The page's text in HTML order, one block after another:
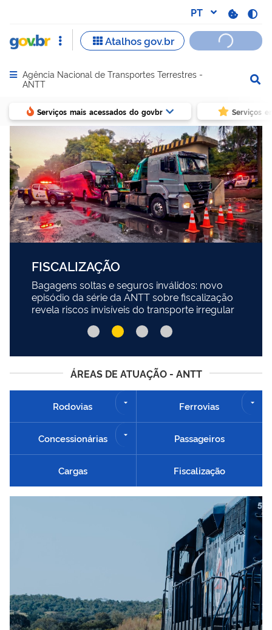
Abrir menu principal de navegação
Agência Nacional de Transportes Terrestres -
ANTT
Serviços mais acessados do govbr Serviços
FISCALIZAÇÃO
Bagagens soltas e seguros inválidos: novo
episódio da série da ANTT sobre fiscalização
revela riscos invisíveis do transporte irregular
ÁREAS DE ATUAÇÃO - ANTT
Rodovias Ferrovias
Concessionárias Passageiros
Cargas Fiscalização